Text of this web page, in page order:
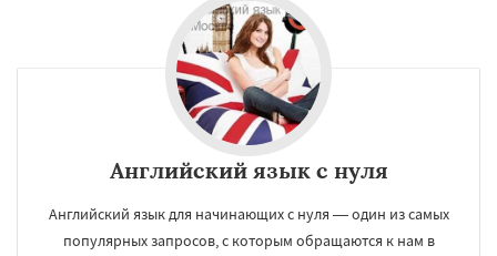
Английский язык с нуля
Английский язык для начинающих с нуля — один из самых
популярных запросов, с которым обращаются к нам в